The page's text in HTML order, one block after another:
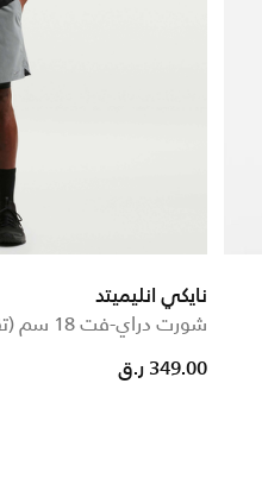
نايكي انليميتد
شورت دراي-فت 18 سم (تقريبا.) 2 في 1 فيرستايل للرجال
349.00 ر.ق